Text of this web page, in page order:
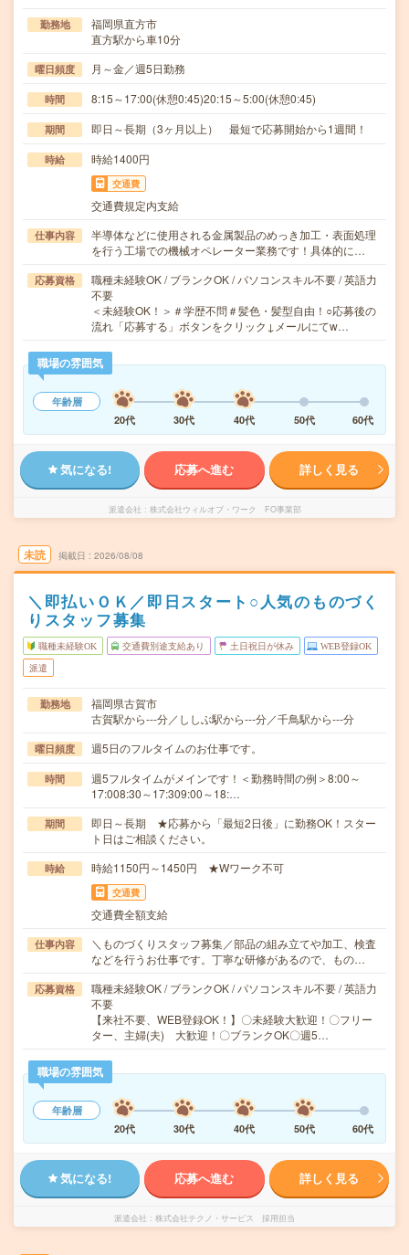
勤務地
福岡県直方市
直方駅から車10分
曜日頻度 月～金／週5日勤務
時間 8:15～17:00(休憩0:45)20:15～5:00(休憩0:45)
期間 即日～長期（3ヶ月以上） 最短で応募開始から1週間！
時給 時給1400円
交通費
交通費規定内支給
仕事内容
半導体などに使用される金属製品のめっき加工・表面処理
を行う工場での機械オペレーター業務です！具体的に…
応募資格
職種未経験OK / ブランクOK / パソコンスキル不要 / 英語力
不要
＜未経験OK！＞＃学歴不問＃髪色・髪型自由！○応募後の
流れ「応募する」ボタンをクリック↓メールにてw…
職場の雰囲気
年齢層
20代
30代 40代 50代 60代
気になる! 応募へ進む 詳しく見る
派遣会社 株式会社ウィルオブ・ワーク FO事業部
未読 掲載日 2026/08/08
＼即払いＯＫ／即日スタート○人気のものづく
りスタッフ募集
職種未経験OK 交通費別途支給あり 土日祝日が休み WEB登録OK
派遣
勤務地
福岡県古賀市
古賀駅から---分／ししぶ駅から---分／千鳥駅から---分
曜日頻度 週5日のフルタイムのお仕事です。
時間
週5フルタイムがメインです！＜勤務時間の例＞8:00～
17:008:30～17:309:00～18:…
期間
即日～長期 ★応募から「最短2日後」に勤務OK！スター
ト日はご相談ください。
時給 時給1150円～1450円 ★Wワーク不可
交通費
交通費全額支給
仕事内容
＼ものづくりスタッフ募集／部品の組み立てや加工、検査
などを行うお仕事です。丁寧な研修があるので、もの…
応募資格
職種未経験OK / ブランクOK / パソコンスキル不要 / 英語力
不要
【来社不要、WEB登録OK！】〇未経験大歓迎！〇フリー
ター、主婦(夫) 大歓迎！〇ブランクOK〇週5…
職場の雰囲気
年齢層
20代
30代 40代 50代 60代
気になる! 応募へ進む 詳しく見る
派遣会社 株式会社テクノ・サービス 採用担当